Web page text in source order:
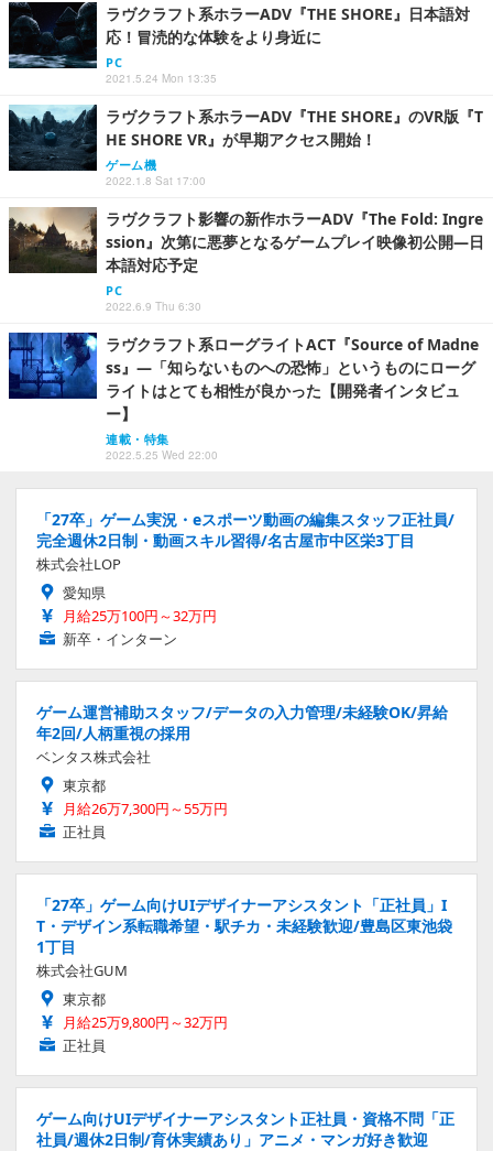
ラヴクラフト系ホラーADV『THE SHORE』日本語対
応！冒涜的な体験をより身近に
PC
2021.5.24 Mon 13:35
ラヴクラフト系ホラーADV『THE SHORE』のVR版『T
HE SHORE VR』が早期アクセス開始！
ゲーム機
2022.1.8 Sat 17:00
ラヴクラフト影響の新作ホラーADV『The Fold: Ingre
ssion』次第に悪夢となるゲームプレイ映像初公開―日
本語対応予定
PC
2022.6.9 Thu 6:30
ラヴクラフト系ローグライトACT『Source of Madne
ss』―「知らないものへの恐怖」というものにローグ
ライトはとても相性が良かった【開発者インタビュ
ー】
連載・特集
2022.5.25 Wed 22:00
「27卒」ゲーム実況・eスポーツ動画の編集スタッフ正社員/
完全週休2日制・動画スキル習得/名古屋市中区栄3丁目
株式会社LOP
愛知県
月給25万100円～32万円
新卒・インターン
ゲーム運営補助スタッフ/データの入力管理/未経験OK/昇給
年2回/人柄重視の採用
ベンタス株式会社
東京都
月給26万7,300円～55万円
正社員
「27卒」ゲーム向けUIデザイナーアシスタント「正社員」I
T・デザイン系転職希望・駅チカ・未経験歓迎/豊島区東池袋
1丁目
株式会社GUM
東京都
月給25万9,800円～32万円
正社員
ゲーム向けUIデザイナーアシスタント正社員・資格不問「正
社員/週休2日制/育休実績あり」アニメ・マンガ好き歓迎